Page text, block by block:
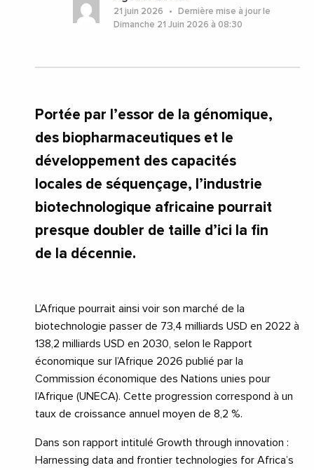
21 juin 2026
Dernière mise à jour le
Dimanche 21 Juin 2026 à 08:30
Portée par l’essor de la génomique,
des biopharmaceutiques et le
développement des capacités
locales de séquençage, l’industrie
biotechnologique africaine pourrait
presque doubler de taille d’ici la fin
de la décennie.
L’Afrique pourrait ainsi voir son marché de la
biotechnologie passer de 73,4 milliards USD en 2022 à
138,2 milliards USD en 2030, selon le Rapport
économique sur l’Afrique 2026 publié par la
Commission économique des Nations unies pour
l’Afrique (UNECA). Cette progression correspond à un
taux de croissance annuel moyen de 8,2 %.
Dans son rapport intitulé Growth through innovation :
Harnessing data and frontier technologies for Africa’s